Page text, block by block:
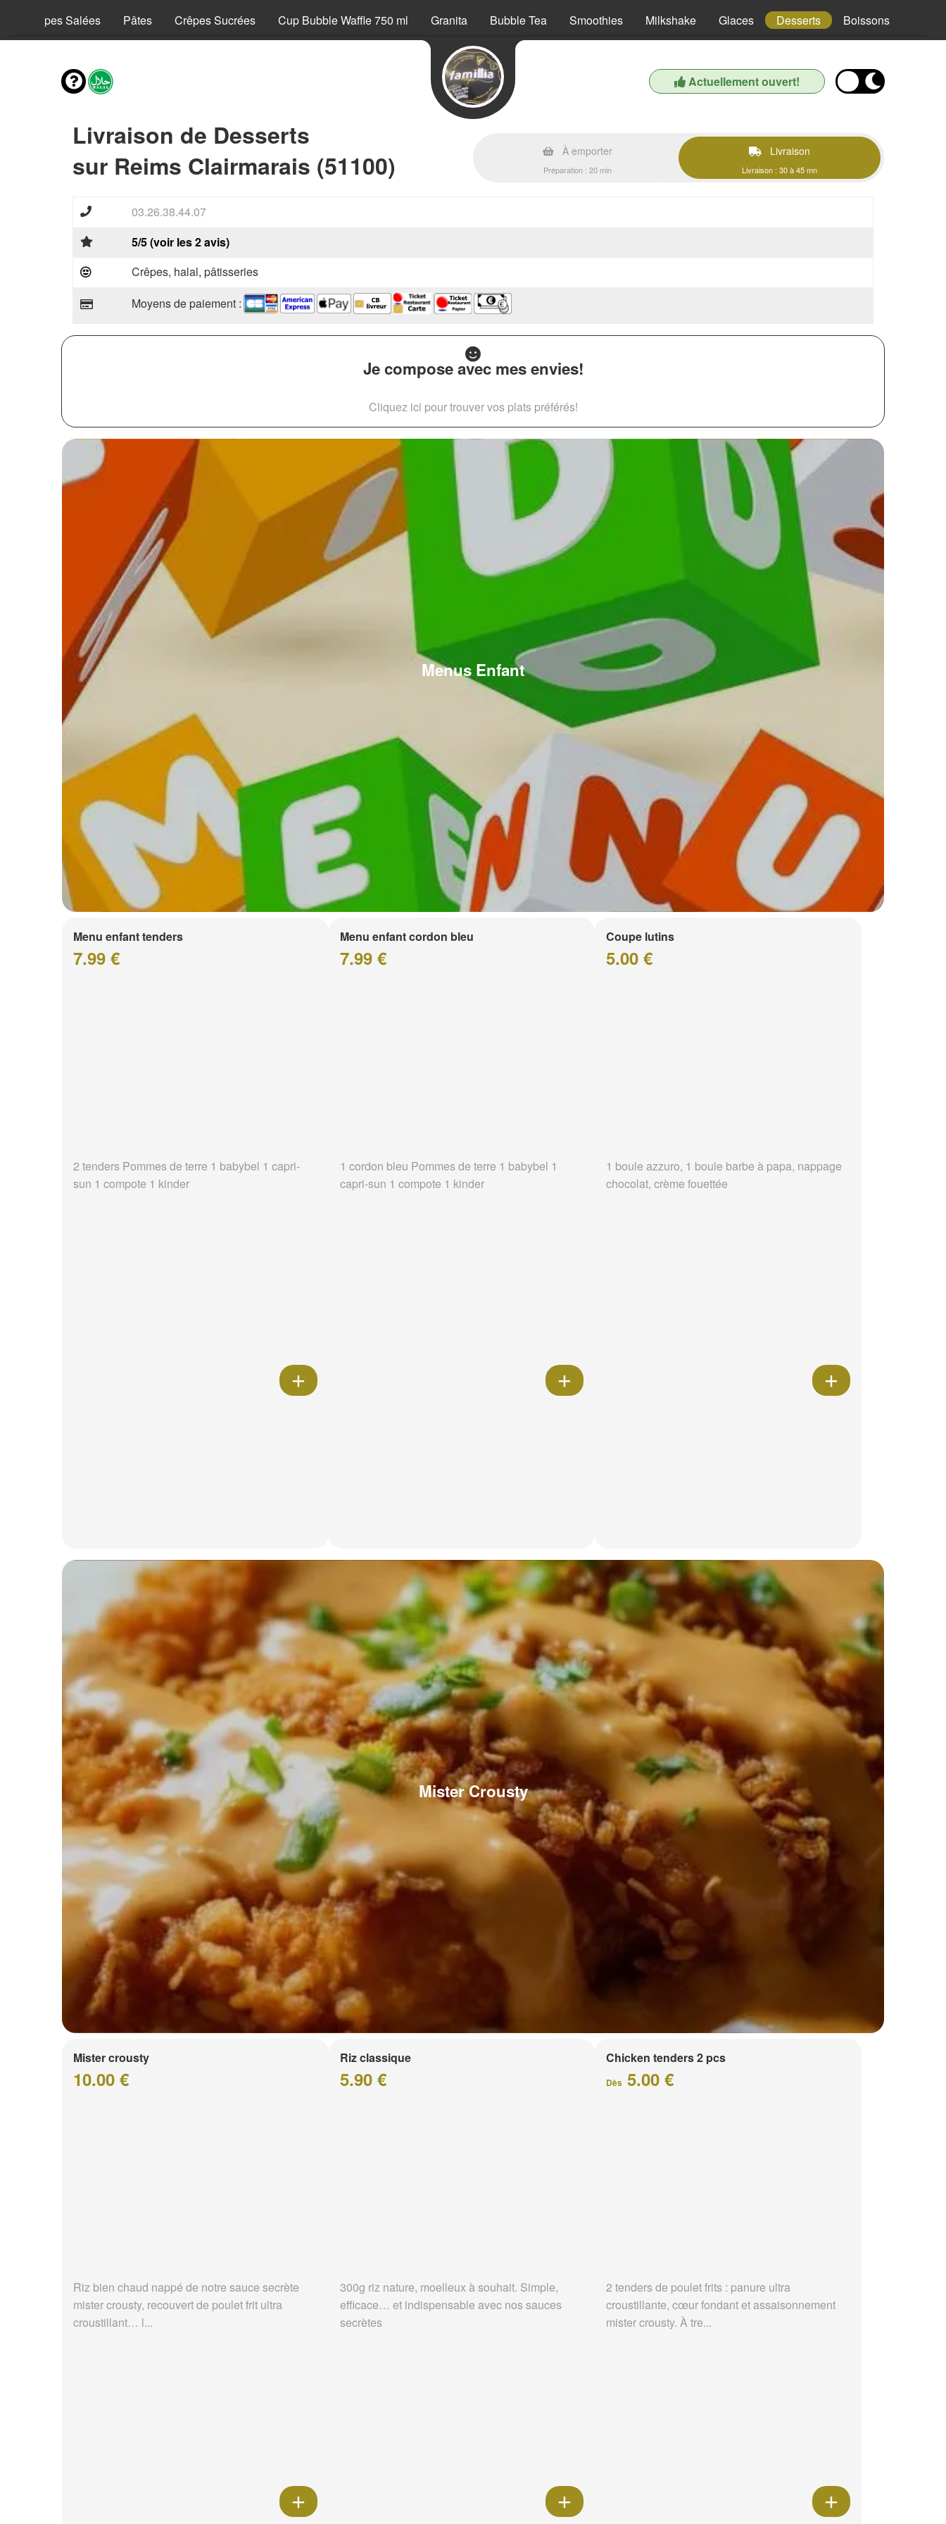
Crêpes Salées Pâtes Crêpes Sucrées Cup Bubble Waffle 750 ml Granita Bubble Tea Smoothies Milkshake Glaces Desserts Boissons
Actuellement ouvert!
Livraison de Desserts
sur Reims Clairmarais (51100)
À emporter
Préparation : 20 min
Livraison
Livraison : 30 à 45 mn
03.26.38.44.07
5/5 (voir les 2 avis)
Crêpes, halal, pâtisseries
Moyens de paiement :
Je compose avec mes envies!
Cliquez ici pour trouver vos plats préférés!
Menus Enfant
Menu enfant tenders
7.99 €
2 tenders Pommes de terre 1 babybel 1 capri-
sun 1 compote 1 kinder
Menu enfant cordon bleu
7.99 €
1 cordon bleu Pommes de terre 1 babybel 1
capri-sun 1 compote 1 kinder
Coupe lutins
5.00 €
1 boule azzuro, 1 boule barbe à papa, nappage
chocolat, crème fouettée
Mister Crousty
Mister crousty
10.00 €
Riz bien chaud nappé de notre sauce secrète
mister crousty, recouvert de poulet frit ultra
croustillant… l...
Riz classique
5.90 €
300g riz nature, moelleux à souhait. Simple,
efficace… et indispensable avec nos sauces
secrètes
Chicken tenders 2 pcs
Dès 5.00 €
2 tenders de poulet frits : panure ultra
croustillante, cœur fondant et assaisonnement
mister crousty. À tre...